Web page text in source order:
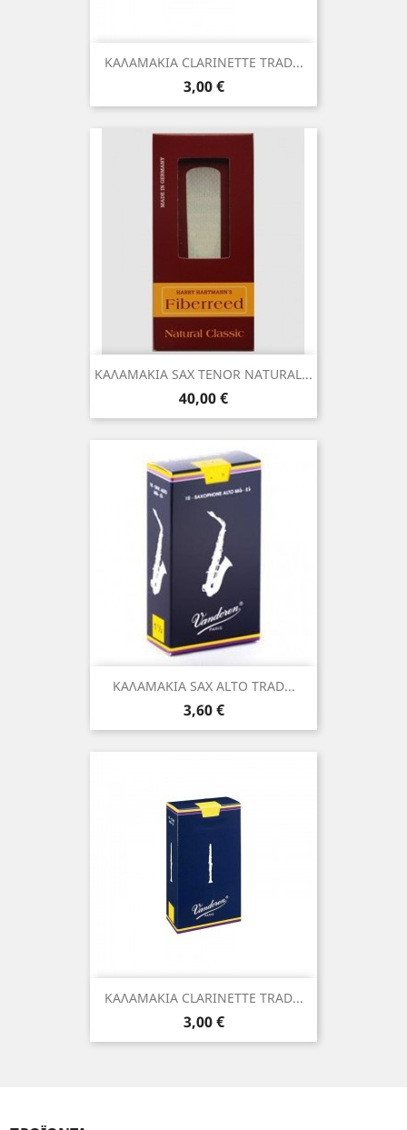
ΚΑΛΑΜΑΚΙΑ CLARINETTE TRAD...
Τιμή
3,00 €
ΚΑΛΑΜΑΚΙΑ SAX TENOR NATURAL...
Τιμή
40,00 €
ΚΑΛΑΜΑΚΙΑ SAX ALTO TRAD...
Τιμή
3,60 €
ΚΑΛΑΜΑΚΙΑ CLARINETTE TRAD...
Τιμή
3,00 €